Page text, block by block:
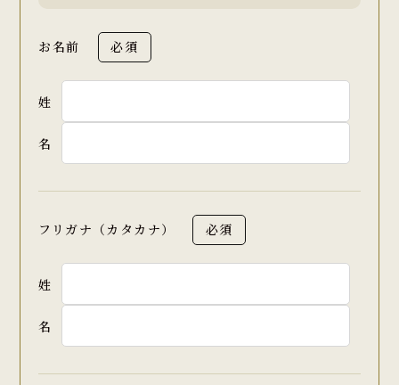
お名前 必須
姓
名
フリガナ（カタカナ） 必須
姓
名